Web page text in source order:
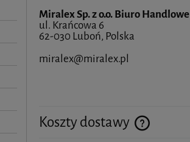
Miralex Sp. z o.o. Biuro Handlowe
ul. Krańcowa 6
62-030 Luboń, Polska
miralex@miralex.pl
Koszty dostawy